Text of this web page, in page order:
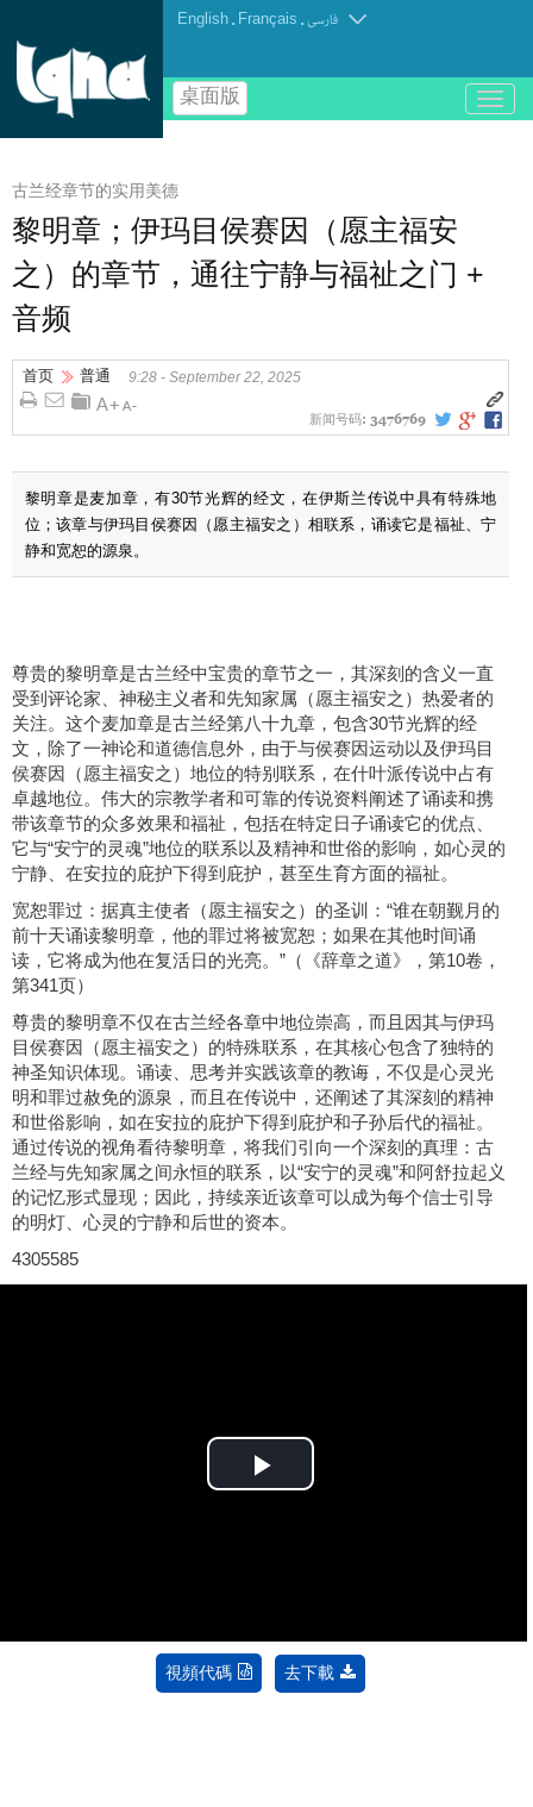
English . Français .فارسی
桌面版
باز
و
古兰经章节的实用美德
黎明章；伊玛目侯赛因（愿主福安
之）的章节，通往宁静与福祉之门 +
音频
首页 普通 9:28 - September 22, 2025
新闻号码: 3476769
黎明章是麦加章，有30节光辉的经文，在伊斯兰传说中具有特殊地
位；该章与伊玛目侯赛因（愿主福安之）相联系，诵读它是福祉、宁
静和宽恕的源泉。
尊贵的黎明章是古兰经中宝贵的章节之一，其深刻的含义一直
受到评论家、神秘主义者和先知家属（愿主福安之）热爱者的
关注。这个麦加章是古兰经第八十九章，包含30节光辉的经
文，除了一神论和道德信息外，由于与侯赛因运动以及伊玛目
侯赛因（愿主福安之）地位的特别联系，在什叶派传说中占有
卓越地位。伟大的宗教学者和可靠的传说资料阐述了诵读和携
带该章节的众多效果和福祉，包括在特定日子诵读它的优点、
它与“安宁的灵魂”地位的联系以及精神和世俗的影响，如心灵的
宁静、在安拉的庇护下得到庇护，甚至生育方面的福祉。
宽恕罪过：据真主使者（愿主福安之）的圣训：“谁在朝觐月的
前十天诵读黎明章，他的罪过将被宽恕；如果在其他时间诵
读，它将成为他在复活日的光亮。”（《辞章之道》，第10卷，
第341页）
尊贵的黎明章不仅在古兰经各章中地位崇高，而且因其与伊玛
目侯赛因（愿主福安之）的特殊联系，在其核心包含了独特的
神圣知识体现。诵读、思考并实践该章的教诲，不仅是心灵光
明和罪过赦免的源泉，而且在传说中，还阐述了其深刻的精神
和世俗影响，如在安拉的庇护下得到庇护和子孙后代的福祉。
通过传说的视角看待黎明章，将我们引向一个深刻的真理：古
兰经与先知家属之间永恒的联系，以“安宁的灵魂”和阿舒拉起义
的记忆形式显现；因此，持续亲近该章可以成为每个信士引导
的明灯、心灵的宁静和后世的资本。
4305585
Play
視頻代碼 去下載